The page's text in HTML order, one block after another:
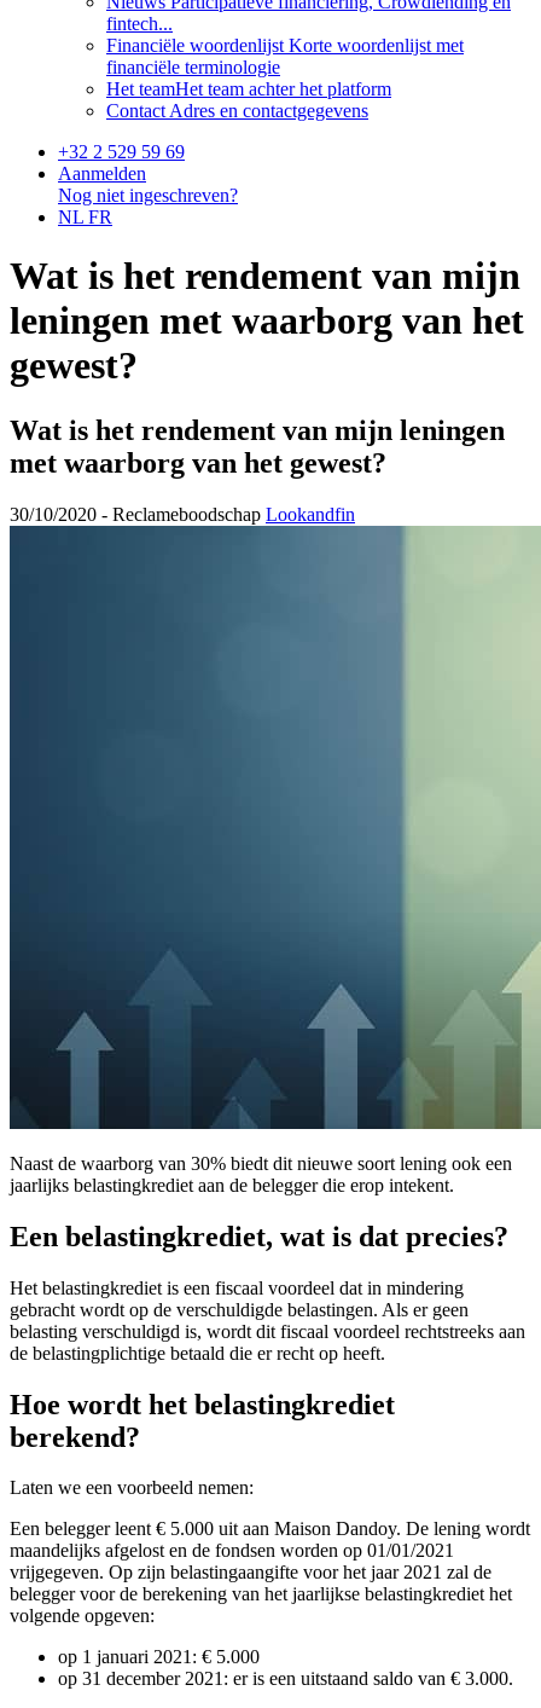
fintech...
Financiële woordenlijst Korte woordenlijst met
financiële terminologie
Het teamHet team achter het platform
Contact Adres en contactgegevens
+32 2 529 59 69
Aanmelden
Nog niet ingeschreven?
NL FR
Wat is het rendement van mijn
leningen met waarborg van het
gewest?
Wat is het rendement van mijn leningen
met waarborg van het gewest?
30/10/2020 - Reclameboodschap Lookandfin
Naast de waarborg van 30% biedt dit nieuwe soort lening ook een
jaarlijks belastingkrediet aan de belegger die erop intekent.
Een belastingkrediet, wat is dat precies?
Het belastingkrediet is een fiscaal voordeel dat in mindering
gebracht wordt op de verschuldigde belastingen. Als er geen
belasting verschuldigd is, wordt dit fiscaal voordeel rechtstreeks aan
de belastingplichtige betaald die er recht op heeft.
Hoe wordt het belastingkrediet
berekend?
Laten we een voorbeeld nemen:
Een belegger leent € 5.000 uit aan Maison Dandoy. De lening wordt
maandelijks afgelost en de fondsen worden op 01/01/2021
vrijgegeven. Op zijn belastingaangifte voor het jaar 2021 zal de
belegger voor de berekening van het jaarlijkse belastingkrediet het
volgende opgeven:
op 1 januari 2021: € 5.000
op 31 december 2021: er is een uitstaand saldo van € 3.000.